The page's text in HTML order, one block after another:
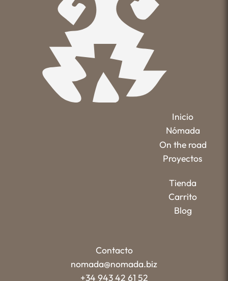
Inicio
Nómada
On the road
Proyectos
Tienda
Carrito
Blog
Contacto
nomada@nomada.biz
+34 943 42 61 52